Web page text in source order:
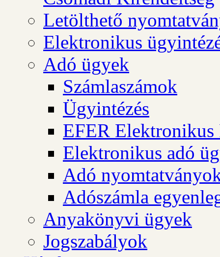
Letölthető
Elektronikus
Adó ügyek
Számlaszámok
Ügyintézés
EFER Elektronikus
Elektronikus adó
Adó
Adószámla
Anyakönyvi ügyek
Jogszabályok